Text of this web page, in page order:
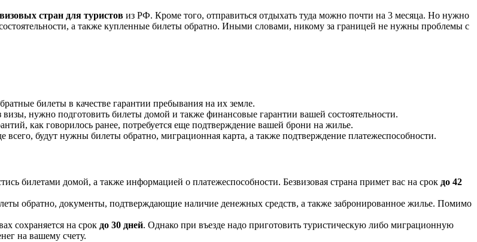
стран для туристов из РФ. Кроме того, отправиться отдыхать туда можно почти на 3 месяца. Но нужно
а также купленные билеты обратно. Иными словами, никому за границей не нужны проблемы с
билеты в качестве гарантии пребывания на их земле.
визы, нужно подготовить билеты домой и также финансовые гарантии вашей состоятельности.
как говорилось ранее, потребуется еще подтверждение вашей брони на жилье.
всего, будут нужны билеты обратно, миграционная карта, а также подтверждение платежеспособности.
билетами домой, а также информацией о платежеспособности. Безвизовая страна примет вас на срок до 42
обратно, документы, подтверждающие наличие денежных средств, а также забронированное жилье. Помимо
сохраняется на срок до 30 дней. Однако при въезде надо приготовить туристическую либо миграционную
на вашему счету.